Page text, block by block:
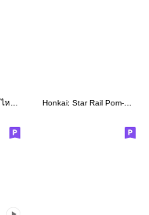
ก้อนกลม V.71 : อยู่ไม่ไหวๆๆ Honkai: Star Rail Pom-Pom Gallery Set 26